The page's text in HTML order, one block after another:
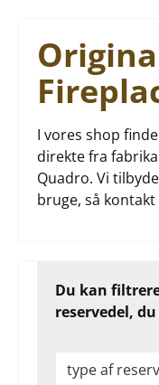
I vores shop
direkte fra
Quadro. Vi
bruge, så
Du kan
reservedel,
type af